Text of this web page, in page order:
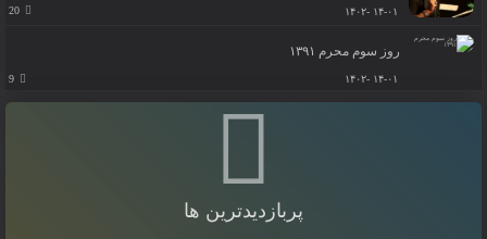
۱۴-۰۱ -۱۴۰۲ 20
روز سوم محرم ۱۳۹۱
۱۴-۰۱ -۱۴۰۲ 9
پربازدیدترین ها